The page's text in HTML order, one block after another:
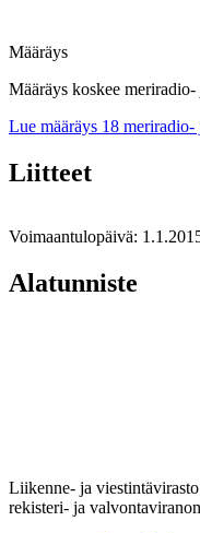
Määräys
Määräys koskee
Lue määräys 18
Liitteet
Voimaantulopäivä:
Alatunniste
Liikenne- ja
rekisteri- ja